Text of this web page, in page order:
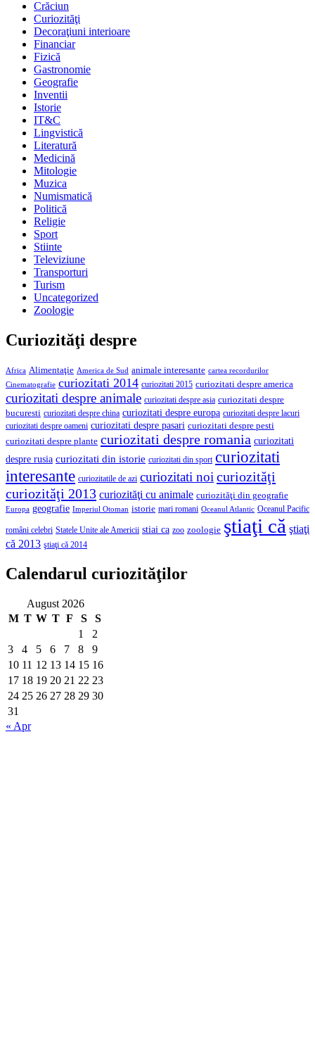
Crăciun
Curiozităţi
Decoraţiuni interioare
Financiar
Fizică
Gastronomie
Geografie
Inventii
Istorie
IT&C
Lingvistică
Literatură
Medicină
Mitologie
Muzica
Numismatică
Politică
Religie
Sport
Stiinte
Televiziune
Transporturi
Turism
Uncategorized
Zoologie
Curiozităţi despre
Africa Alimentaţie America de Sud animale interesante cartea recordurilor
Cinematografie curiozitati 2014 curiozitati 2015 curiozitati despre america
curiozitati despre animale curiozitati despre asia curiozitati despre
bucuresti curiozitati despre china curiozitati despre europa curiozitati despre lacuri
curiozitati despre oameni curiozitati despre pasari curiozitati despre pesti
curiozitati despre plante curiozitati despre romania curiozitati
despre rusia curiozitati din istorie curiozitati din sport curiozitati
interesante curiozitatile de azi curiozitati noicuriozităţi
curiozităţi 2013 curiozităţi cu animale curiozităţi din geografie
Europa geografie Imperiul Otoman istorie mari romani Oceanul Atlantic Oceanul Pacific
români celebri Statele Unite ale Americii stiai ca zoo zoologie ştiaţi că ştiaţi
că 2013 ştiaţi că 2014
Calendarul curiozităţilor
August 2026
M T W T F S
S
1
2
3
4 5 6 7 8
9
10 11 12 13 14 15 16
17 18 19 20 21 22 23
24 25 26 27 28 29 30
31
« Apr